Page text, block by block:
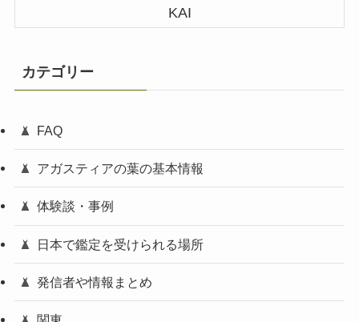
KAI
カテゴリー
FAQ
アガスティアの葉の基本情報
体験談・事例
日本で鑑定を受けられる場所
発信者や情報まとめ